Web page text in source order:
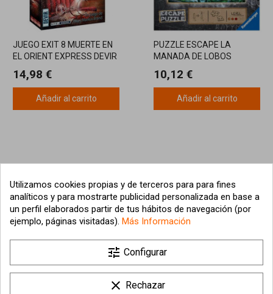
JUEGO EXIT 8 MUERTE EN
EL ORIENT EXPRESS DEVIR
14,98 €
Añadir al carrito
PUZZLE ESCAPE LA
MANADA DE LOBOS
10,12 €
Añadir al carrito
Utilizamos cookies propias y de terceros para para fines
analíticos y para mostrarte publicidad personalizada en base a
un perfil elaborados partir de tus hábitos de navegación (por
ejemplo, páginas visitadas). Más Información
tune Configurar
clear Rechazar